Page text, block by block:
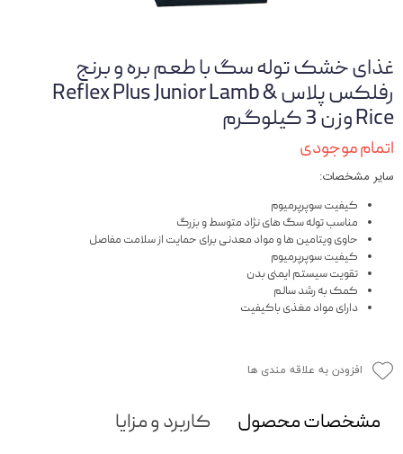
غذای خشک توله سگ با طعم بره و برنج
رفلکس پلاس Reflex Plus Junior Lamb &
Rice وزن 3 کیلوگرم
اتمام موجودی
سایر مشخصات:
کیفیت سوپرپرمیوم
مناسب توله سگ های نژاد متوسط و بزرگ
حاوی ویتامین ها و مواد معدنی برای حمایت از سلامت مفاصل
کیفیت سوپرپرمیوم
تقویت سیستم ایمنی بدن
کمک به رشد سالم
دارای مواد مغذی باکیفیت
افزودن به علاقه مندی ها
مشخصات محصول
کاربرد و مزایا